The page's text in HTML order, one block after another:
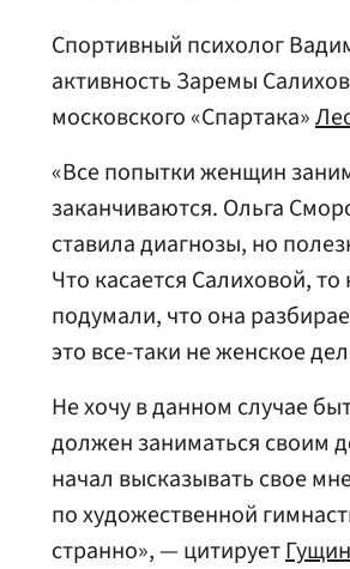
Спортивный психолог
активность Заремы
московского «Спартака»
«Все попытки женщин
заканчиваются. Ольга
ставила диагнозы, но
Что касается Салиховой,
подумали, что она
это все-таки не женское
Не хочу в данном случае
должен заниматься своим
начал высказывать свое
по художественной
странно», — цитирует